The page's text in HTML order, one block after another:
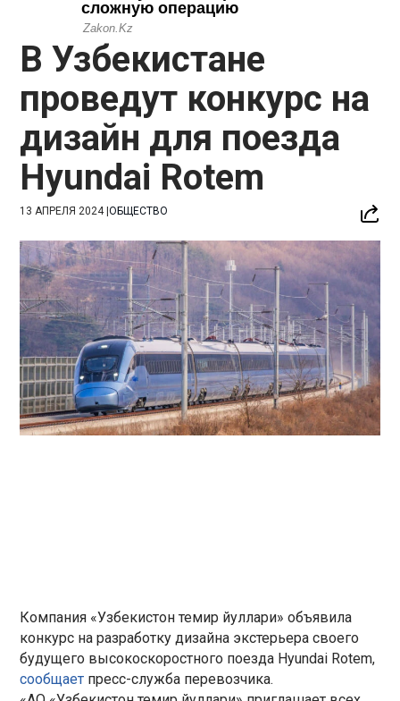
В Узбекистане
проведут конкурс на
дизайн для поезда
Hyundai Rotem
13 АПРЕЛЯ 2024|ОБЩЕСТВО
Компания «Узбекистон темир йуллари» объявила
конкурс на разработку дизайна экстерьера своего
будущего высокоскоростного поезда Hyundai Rotem,
сообщает пресс-служба перевозчика.